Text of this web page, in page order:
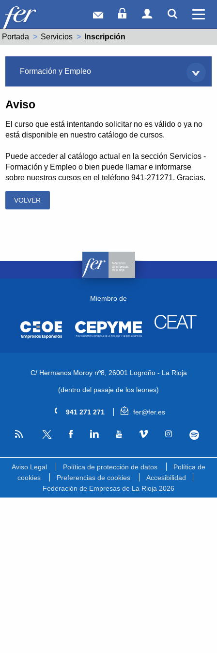
Correo webAcceso Socios
Acceso
Portada Servicios Actual:
Inscripción
Formación y Empleo
Aviso
El curso que está intentando solicitar no es válido o ya no
está disponible en nuestro catálogo de cursos.
Puede acceder al catálogo actual en la sección Servicios -
Formación y Empleo o bien puede llamar e informarse
sobre nuestros cursos en el teléfono 941-271271. Gracias.
VOLVER
Miembro de
C/ Hermanos Moroy nº8, 26001 Logroño - La Rioja
(dentro del pasaje de los leones)
941 271 271 fer@fer.es
RSS
Aviso Legal Política de protección de datos
Política de
cookies
Preferencias de cookies
Accesibilidad
Federación de Empresas de La Rioja 2026